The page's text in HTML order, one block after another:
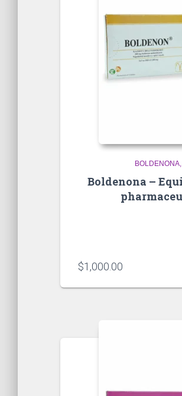
BOLDENONA
Boldenona –
$1,000.00